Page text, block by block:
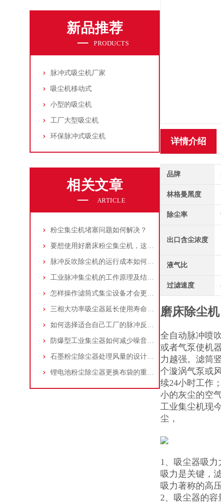
新品推荐
PRODUCTS
脉冲式吸尘机厂家
吸尘机移动式
小型的吸尘机
工厂大型吸尘机
环保脉冲式吸尘机
相关文章
ARTICLE
粉尘集尘机堵塞问题如何解决？
要想使用好磨床粉尘集尘机，这些条件可不能少
脉冲反吹除尘机的运行成本如何控制和优化？
工业脉冲集尘机的工作原理及结构特点说明
怎样操作滤筒式集尘设备才会更安全
三相大功率吸尘器延长使用寿命的建议
如何选择适合自己工厂的脉冲反吹工业集尘器
防爆型工业集尘器如何减少噪音?三个方法轻松解决
石墨粉尘除尘器处理风量的设计，你了解多少
锂电池粉尘除尘器更换布袋的重要性与方法
详情介绍
品牌
林格曼黑度
除尘率
出口含尘浓度
液气比
过滤速度
磨床除尘机
全自动脉冲喷
或者气泵使机
力越强。滤筒
个漩涡气泵或
续24小时工作
小的灰尘的空
工业集尘机现
尘，
1、吸尘器吸
吸力是关键，
吸力著称的高
2、吸尘器的容